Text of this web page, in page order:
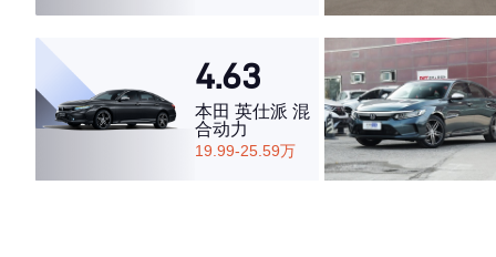
4.63
本田 英仕派 混
合动力
19.99-25.59万